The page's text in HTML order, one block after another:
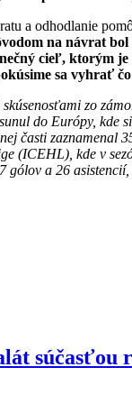
a odhodlanie
na návrat
cieľ, ktorým
sa vyhrať
zo
do Európy,
časti
(ICEHL), kde v
gólov a 26
súčasťou